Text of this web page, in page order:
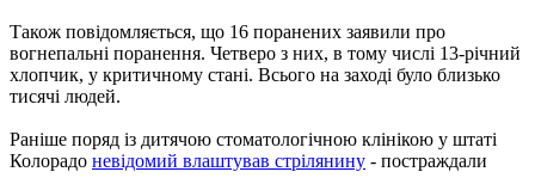
Також повідомляється, що 16 поранених заявили про
вогнепальні поранення. Четверо з них, в тому числі 13-річний
хлопчик, у критичному стані. Всього на заході було близько
тисячі людей.
Раніше поряд із дитячою стоматологічною клінікою у штаті
Колорадо невідомий влаштував стрілянину - постраждали